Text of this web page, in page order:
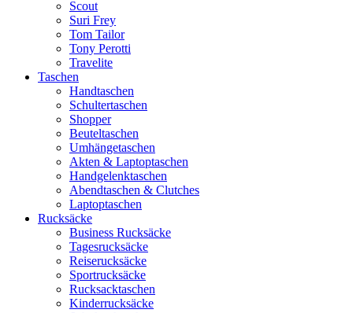
Scout
Suri Frey
Tom Tailor
Tony Perotti
Travelite
Taschen
Handtaschen
Schultertaschen
Shopper
Beuteltaschen
Umhängetaschen
Akten & Laptoptaschen
Handgelenktaschen
Abendtaschen & Clutches
Laptoptaschen
Rucksäcke
Business Rucksäcke
Tagesrucksäcke
Reiserucksäcke
Sportrucksäcke
Rucksacktaschen
Kinderrucksäcke